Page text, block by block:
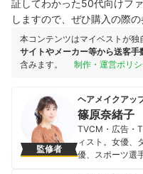
証してわかった50代向けフ
しますので、ぜひ購入の際の
本コンテンツはマイベストが独
サイトやメーカー等から送客手
含みます。
制作・運営ポリ
監修者
ヘアメイクアッ
篠原奈緒子
TVCM・広告・
ィスト。女優、
優、スポーツ選